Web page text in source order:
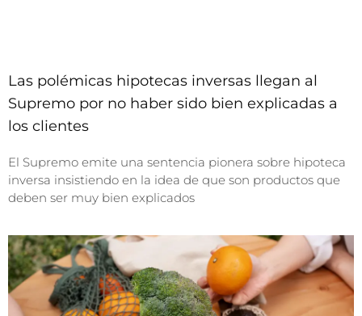
Las polémicas hipotecas inversas llegan al
Supremo por no haber sido bien explicadas a
los clientes
El Supremo emite una sentencia pionera sobre hipoteca
inversa insistiendo en la idea de que son productos que
deben ser muy bien explicados